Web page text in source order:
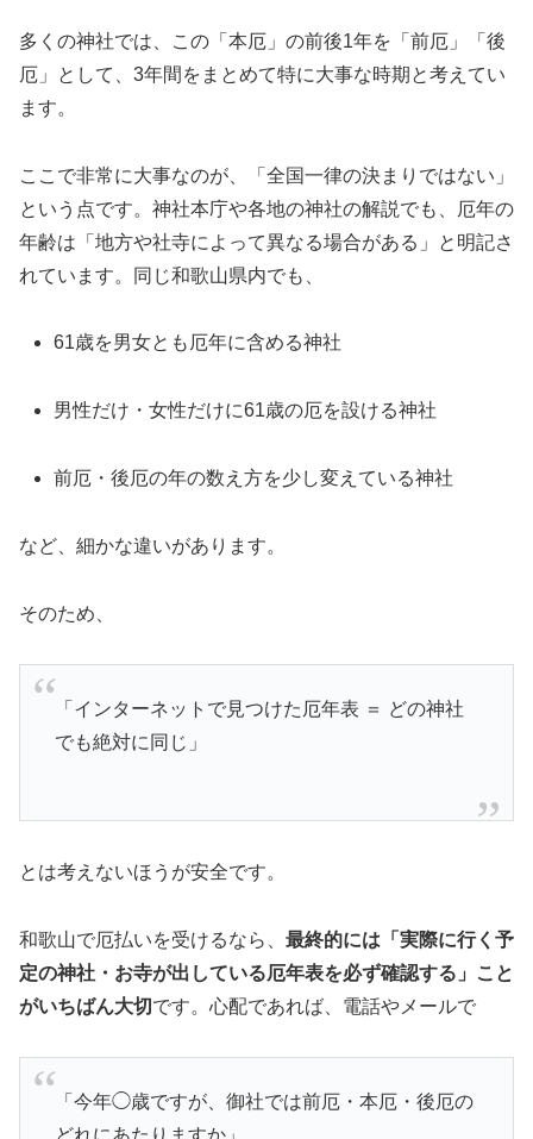
多くの神社では、この「本厄」の前後1年を「前厄」「後
厄」として、3年間をまとめて特に大事な時期と考えてい
ます。
ここで非常に大事なのが、「全国一律の決まりではない」
という点です。神社本庁や各地の神社の解説でも、厄年の
年齢は「地方や社寺によって異なる場合がある」と明記さ
れています。同じ和歌山県内でも、
61歳を男女とも厄年に含める神社
男性だけ・女性だけに61歳の厄を設ける神社
前厄・後厄の年の数え方を少し変えている神社
など、細かな違いがあります。
そのため、
「インターネットで見つけた厄年表 ＝ どの神社
でも絶対に同じ」
とは考えないほうが安全です。
和歌山で厄払いを受けるなら、 最終的には「実際に行く予
定の神社・お寺が出している厄年表を必ず確認する」こと
がいちばん大切 です。心配であれば、電話やメールで
「今年◯歳ですが、御社では前厄・本厄・後厄の
どれにあたりますか」